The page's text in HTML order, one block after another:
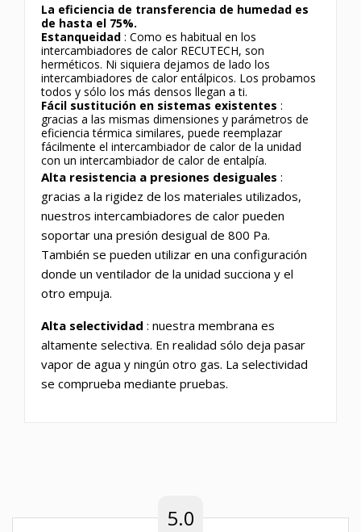
La eficiencia de transferencia de humedad es
de hasta el 75%.
Estanqueidad : Como es habitual en los
intercambiadores de calor RECUTECH, son
herméticos. Ni siquiera dejamos de lado los
intercambiadores de calor entálpicos. Los probamos
todos y sólo los más densos llegan a ti.
Fácil sustitución en sistemas existentes :
gracias a las mismas dimensiones y parámetros de
eficiencia térmica similares, puede reemplazar
fácilmente el intercambiador de calor de la unidad
con un intercambiador de calor de entalpía.
Alta resistencia a presiones desiguales :
gracias a la rigidez de los materiales utilizados,
nuestros intercambiadores de calor pueden
soportar una presión desigual de 800 Pa.
También se pueden utilizar en una configuración
donde un ventilador de la unidad succiona y el
otro empuja.
Alta selectividad : nuestra membrana es
altamente selectiva. En realidad sólo deja pasar
vapor de agua y ningún otro gas. La selectividad
se comprueba mediante pruebas.
5.0